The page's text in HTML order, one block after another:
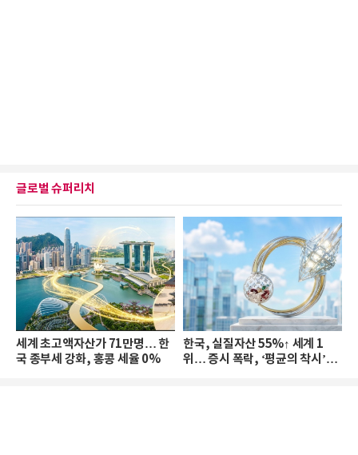
글로벌 슈퍼리치
세계 초고액자산가 71만명… 한
국 종부세 강화, 홍콩 세율 0%
한국, 실질자산 55%↑ 세계 1
위… 증시 폭락, ‘평균의 착시’와